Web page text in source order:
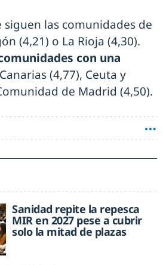
siguen las comunidades de
(4,21) o La Rioja (4,30).
con una
(4,77), Ceuta y
de Madrid (4,50).
Sanidad repite la repesca
MIR en 2027 pese a cubrir
solo la mitad de plazas